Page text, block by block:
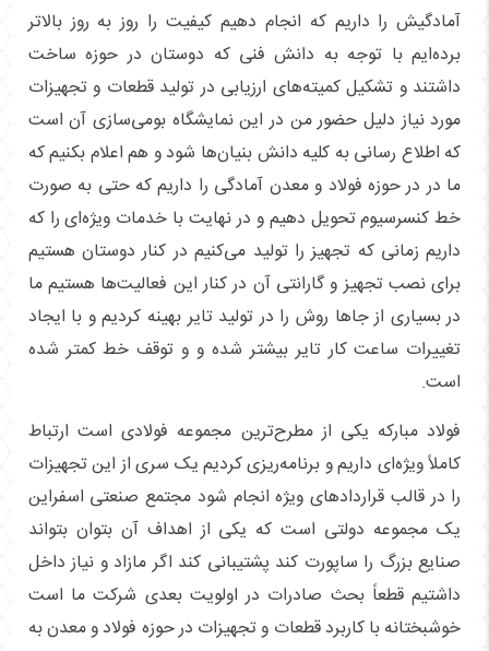
آمادگیش را داریم که انجام دهیم کیفیت را روز به روز بالاتر
برده‌ایم با توجه به دانش فنی که دوستان در حوزه ساخت
داشتند و تشکیل کمیته‌های ارزیابی در تولید قطعات و تجهیزات
مورد نیاز دلیل حضور من در این نمایشگاه بومی‌سازی آن است
که اطلاع رسانی به کلیه دانش بنیان‌ها شود و هم اعلام بکنیم که
ما در در حوزه فولاد و معدن آمادگی را داریم که حتی به صورت
خط کنسرسیوم تحویل دهیم و در نهایت با خدمات ویژه‌ای را که
داریم زمانی که تجهیز را تولید می‌کنیم در کنار دوستان هستیم
برای نصب تجهیز و گارانتی آن در کنار این فعالیت‌ها هستیم ما
در بسیاری از جا‌ها روش را در تولید تایر بهینه کردیم و با ایجاد
تغییرات ساعت کار تایر بیشتر شده و و توقف خط کمتر شده
است.
فولاد مبارکه یکی از مطرح‌ترین مجموعه فولادی است ارتباط
کاملاً ویژه‌ای داریم و برنامه‌ریزی کردیم یک سری از این تجهیزات
را در قالب قرارداد‌های ویژه انجام شود مجتمع صنعتی اسفراین
یک مجموعه دولتی است که یکی از اهداف آن بتوان بتواند
صنایع بزرگ را ساپورت کند پشتیبانی کند اگر مازاد و نیاز داخل
داشتیم قطعاً بحث صادرات در اولویت بعدی شرکت ما است
خوشبختانه با کاربرد قطعات و تجهیزات در حوزه فولاد و معدن به